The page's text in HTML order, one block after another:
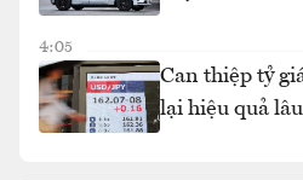
4:05
Can thiệp tỷ
lại hiệu quả